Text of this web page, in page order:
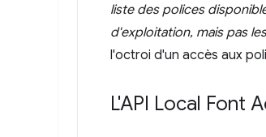
liste des polices
d'exploitation, mais pas
l'octroi d'un accès aux
L'API Local Font